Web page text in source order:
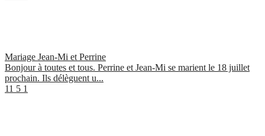
Mariage Jean-Mi et Perrine
Bonjour à toutes et tous. Perrine et Jean-Mi se marient le 18 juillet
prochain. Ils délèguent u...
11 5 1